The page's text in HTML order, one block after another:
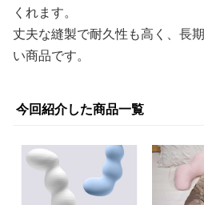
くれます。
丈夫な縫製で耐久性も高く、長
い商品です。
今回紹介した商品一覧